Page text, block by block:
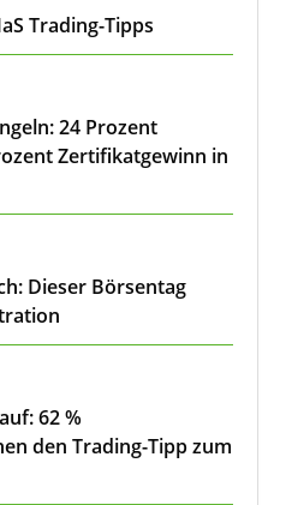
Trading-Tipps
24 Prozent
Zertifikatgewinn in
Dieser Börsentag
62 %
den Trading-Tipp zum